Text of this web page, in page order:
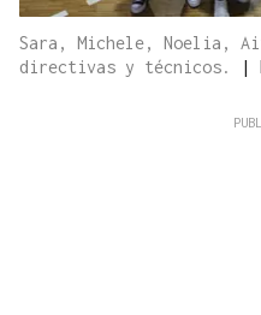
Sara, Michele, Noelia,
directivas y técnicos.
|